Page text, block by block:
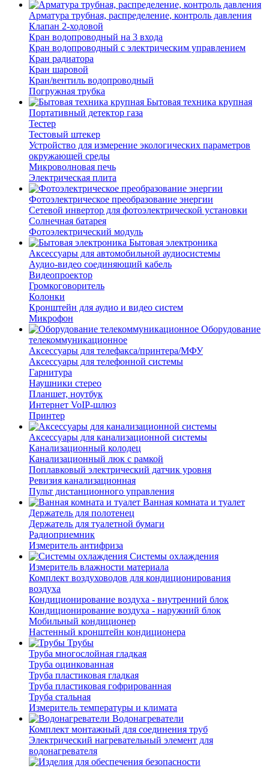
Арматура трубная, распределение, контроль давления
Клапан 2-ходовой
Кран водопроводный на 3 входа
Кран водопроводный с электрическим управлением
Кран радиатора
Кран шаровой
Кран/вентиль водопроводный
Погружная трубка
Бытовая техника крупная
Портативный детектор газа
Тестер
Тестовый штекер
Устройство для измерение экологических параметров
окружающей среды
Микроволновая печь
Электрическая плита
Фотоэлектрическое преобразование энергии
Сетевой инвертор для фотоэлектрической установки
Солнечная батарея
Фотоэлектрический модуль
Бытовая электроника
Аксессуары для автомобильной аудиосистемы
Аудио-видео соединяющий кабель
Видеопроектор
Громкоговоритель
Колонки
Кронштейн для аудио и видео систем
Микрофон
Оборудование
телекоммуникационное
Аксессуары для телефакса/принтера/МФУ
Аксессуары для телефонной системы
Гарнитура
Наушники стерео
Планшет, ноутбук
Интернет VoIP-шлюз
Принтер
Аксессуары для канализационной системы
Канализационный колодец
Канализационный люк с рамкой
Поплавковый электрический датчик уровня
Ревизия канализационная
Пульт дистанционного управления
Ванная комната и туалет
Держатель для полотенец
Держатель для туалетной бумаги
Радиоприемник
Измеритель антифриза
Системы охлаждения
Измеритель влажности материала
Комплект воздуховодов для кондиционирования
воздуха
Кондиционирование воздуха - внутренний блок
Кондиционирование воздуха - наружний блок
Мобильный кондиционер
Настенный кронштейн кондиционера
Трубы
Труба многослойная гладкая
Труба оцинкованная
Труба пластиковая гладкая
Труба пластиковая гофрированная
Труба стальная
Измеритель температуры и климата
Водонагреватели
Комплект монтажный для соединения труб
Электрический нагревательный элемент для
водонагревателя